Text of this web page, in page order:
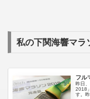
私の下関海響マラ
フル
昨日
2018
す。